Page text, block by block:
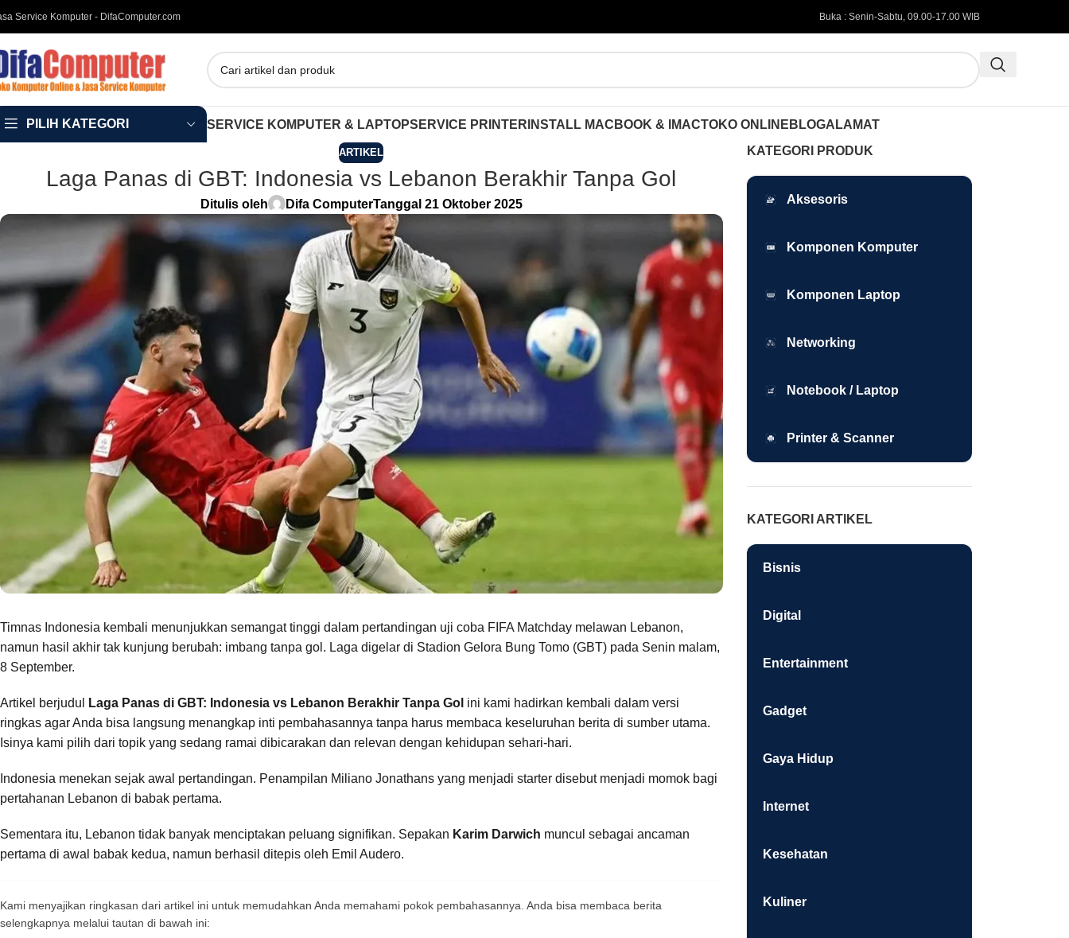
Service Komputer - DifaComputer.com Buka : Senin-Sabtu, 09.00-17.00 WIB
PILIH KATEGORI SERVICE KOMPUTER & LAPTOPSERVICE PRINTER INSTALL MACBOOK & IMACTOKO ONLINE BLOGALAMAT
ARTIKEL
Laga Panas di GBT: Indonesia vs Lebanon Berakhir Tanpa Gol
Ditulis oleh Difa ComputerTanggal 21 Oktober 2025
Timnas Indonesia kembali menunjukkan semangat tinggi dalam pertandingan uji coba FIFA Matchday melawan Lebanon,
namun hasil akhir tak kunjung berubah: imbang tanpa gol. Laga digelar di Stadion Gelora Bung Tomo (GBT) pada Senin malam,
8 September.
Artikel berjudul Laga Panas di GBT: Indonesia vs Lebanon Berakhir Tanpa Gol ini kami hadirkan kembali dalam versi
ringkas agar Anda bisa langsung menangkap inti pembahasannya tanpa harus membaca keseluruhan berita di sumber utama.
Isinya kami pilih dari topik yang sedang ramai dibicarakan dan relevan dengan kehidupan sehari-hari.
Indonesia menekan sejak awal pertandingan. Penampilan Miliano Jonathans yang menjadi starter disebut menjadi momok bagi
pertahanan Lebanon di babak pertama.
Sementara itu, Lebanon tidak banyak menciptakan peluang signifikan. Sepakan Karim Darwich muncul sebagai ancaman
pertama di awal babak kedua, namun berhasil ditepis oleh Emil Audero.
Kami menyajikan ringkasan dari artikel ini untuk memudahkan Anda memahami pokok pembahasannya. Anda bisa membaca berita
selengkapnya melalui tautan di bawah ini:
KATEGORI PRODUK
Aksesoris
Komponen Komputer
Komponen Laptop
Networking
Notebook / Laptop
Printer & Scanner
KATEGORI ARTIKEL
Bisnis
Digital
Entertainment
Gadget
Gaya Hidup
Internet
Kesehatan
Kuliner